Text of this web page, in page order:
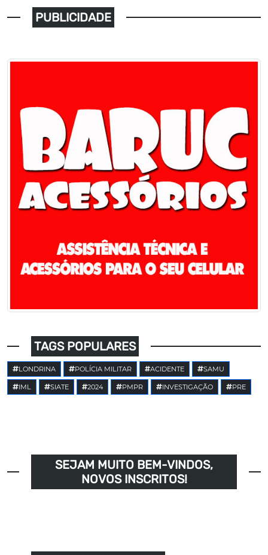
PUBLICIDADE
TAGS POPULARES
LONDRINA POLÍCIA MILITAR ACIDENTE SAMU
IML SIATE 2024 PMPR INVESTIGAÇÃO PRE
SEJAM MUITO BEM-VINDOS,
NOVOS INSCRITOS!